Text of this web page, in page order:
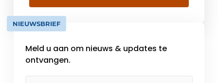
en precieze vochtigheidscontrole in tal van
HVAC toepassingen. Met Dristeem Belgium
of kortweg DSH heeft Dristeem nu ook een
NIEUWSBRIEF
Meld u aan om nieuws & updates te
ontvangen.